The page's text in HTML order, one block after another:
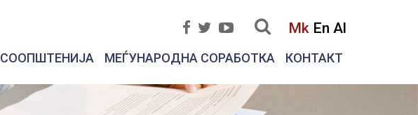
Mk En Al
СООПШТЕНИЈА МЕЃУНАРОДНА СОРАБОТКА КОНТАКТ